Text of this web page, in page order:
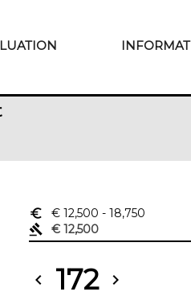
euro_symbol € 12,500 - 18,750
gavel
€ 12,500
chevron_left 172 chevron_right